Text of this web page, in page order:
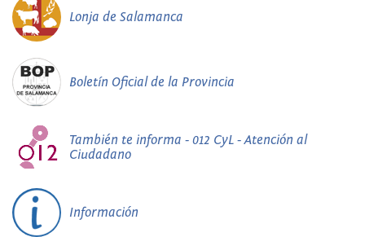
Lonja de Salamanca
Boletín Oficial de la Provincia
También te informa - 012 CyL - Atención al
Ciudadano
Información